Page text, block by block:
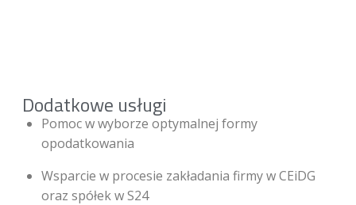
Dodatkowe usługi
Pomoc w wyborze optymalnej formy
opodatkowania
Wsparcie w procesie zakładania firmy w CEiDG
oraz spółek w S24